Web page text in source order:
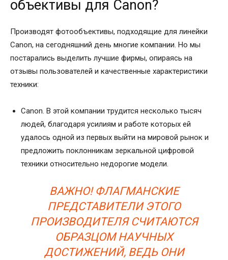
объективы для Canon?
Производят фотообъективы, подходящие для линейки
Canon, на сегодняшний день многие компании. Но мы
постарались выделить лучшие фирмы, опираясь на
отзывы пользователей и качественные характеристики
техники:
Canon. В этой компании трудится несколько тысяч
людей, благодаря усилиям и работе которых ей
удалось одной из первых выйти на мировой рынок и
предложить поклонникам зеркальной цифровой
техники относительно недорогие модели.
ВАЖНО! ФЛАГМАНСКИЕ
ПРЕДСТАВИТЕЛИ ЭТОГО
ПРОИЗВОДИТЕЛЯ СЧИТАЮТСЯ
ОБРАЗЦОМ НАУЧНЫХ
ДОСТИЖЕНИЙ, ВЕДЬ ОНИ